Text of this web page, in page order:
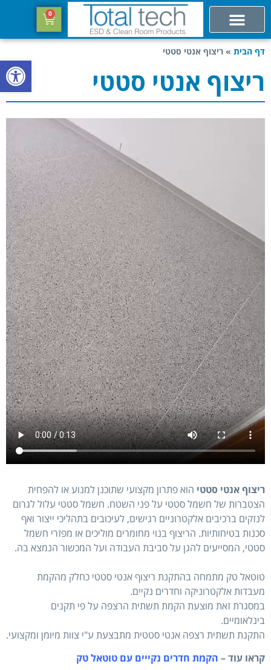
פתח
0
דף הבית » ריצוף אנטי סטטי
ריצוף אנטי סטטי
ריצוף אנטי סטטי הוא פתרון מקצועי שתוכנן למנוע או להפחית
הצטברות של חשמל סטטי על פני השטח. חשמל סטטי עלול לגרום
לנזקים ברכיבים אלקטרוניים רגישים, לעיכובים בתהליכי ייצור ואף
סכנות בטיחותיות. הריצוף בנוי מחומרים מוליכים או מפזרי חשמל
סטטי, המסייעים להגן על סביבת העבודה ועל המכשור הנמצא בה.
טוטאל טק מתמחה בהתקנת ריצוף אנטי סטטי כחלק מהקמת
מעבדות אלקטרוניקה וחדרים נקיים.
במסגרת זאת מוצעת הקמת תשתית הרצפה על פי תקנים
בינלאומיים.
התקנת תשתית רצפה אנטי סטטית מתבצעת ע"י צוות מיומן ומקצועי.
קראו עוד – הקמת חדרים נקייים עם טוטאל טק